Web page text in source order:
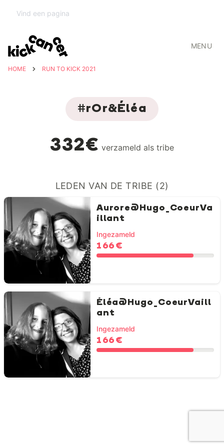
MENU
HOME RUN TO KICK 2021
#rOr&Éléa
332€ verzameld als tribe
LEDEN VAN DE TRIBE (2)
Aurore@Hugo_CoeurVa
illant
Ingezameld
166 €
Éléa@Hugo_CoeurVaill
ant
Ingezameld
166 €